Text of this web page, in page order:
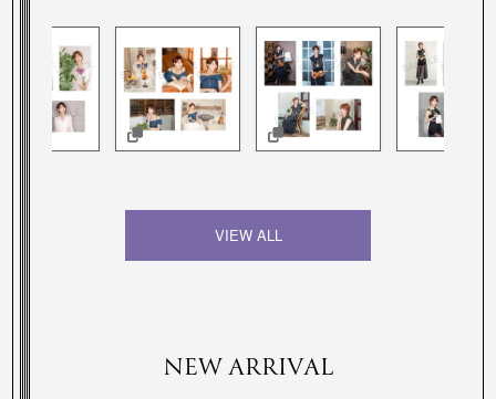
VIEW ALL
NEW ARRIVAL